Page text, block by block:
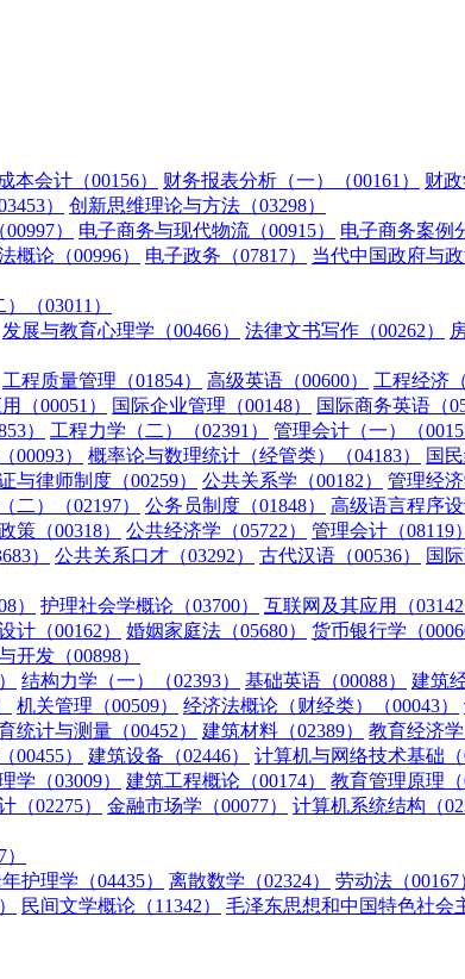
成本会计（00156） 财务报表分析（一）（00161） 财政
）
创新思维理论与方法（03298）
） 电子商务与现代物流（00915） 电子商务案例
概论（00996） 电子政务（07817） 当代中国政府与政
（03011）
发展与教育心理学（00466） 法律文书写作（00262）
工程质量管理（01854） 高级英语（00600） 工程经济（
（00051） 国际企业管理（00148） 国际商务英语（
） 工程力学（二）（02391） 管理会计（一）（
00093） 概率论与数理统计（经管类）（04183） 国
与律师制度（00259） 公共关系学（00182） 管理经济
二）（02197） 公务员制度（01848） 高级语言程序设
策（00318） 公共经济学（05722） 管理会计（08119）
） 公共关系口才（03292） 古代汉语（00536） 国
） 护理社会学概论（03700） 互联网及其应用（03142
计（00162） 婚姻家庭法（05680） 货币银行学（
开发（00898）
结构力学（一）（02393） 基础英语（00088） 建筑
机关管理（00509） 经济法概论（财经类）（00043）
统计与测量（00452） 建筑材料（02389） 教育经济学
00455） 建筑设备（02446） 计算机与网络技术基础（
学（03009） 建筑工程概论（00174） 教育管理原理（
（02275） 金融市场学（00077） 计算机系统结构（
护理学（04435） 离散数学（02324） 劳动法（00167
民间文学概论（11342） 毛泽东思想和中国特色社会